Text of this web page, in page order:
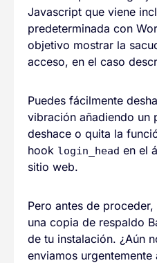
Javascript que viene
predeterminada con
objetivo mostrar la
acceso, en el caso
Puedes fácilmente
vibración añadiendo un
deshace o quita la
hook login_head en el
sitio web.
Pero antes de
una copia de respaldo
de tu instalación. ¿Aún
enviamos